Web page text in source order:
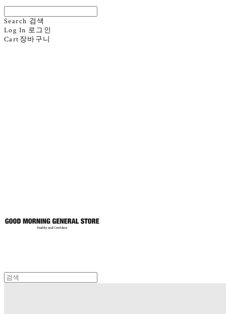
Search 검색
Log In 로그인
Cart 장바구니